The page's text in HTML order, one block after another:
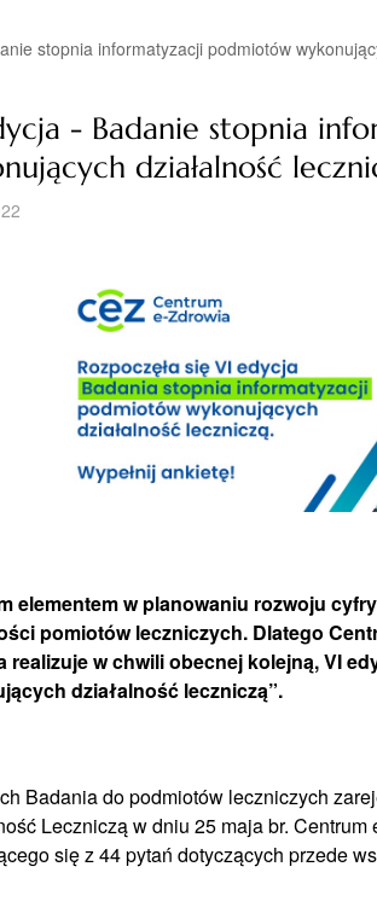
stopnia informatyzacji podmiotów
- Badanie stopnia
działalność
elementem w planowaniu rozwoju
pomiotów leczniczych. Dlatego
realizuje w chwili obecnej kolejną, VI
działalność leczniczą”.
Badania do podmiotów leczniczych
Leczniczą w dniu 25 maja br.
się z 44 pytań dotyczących przede